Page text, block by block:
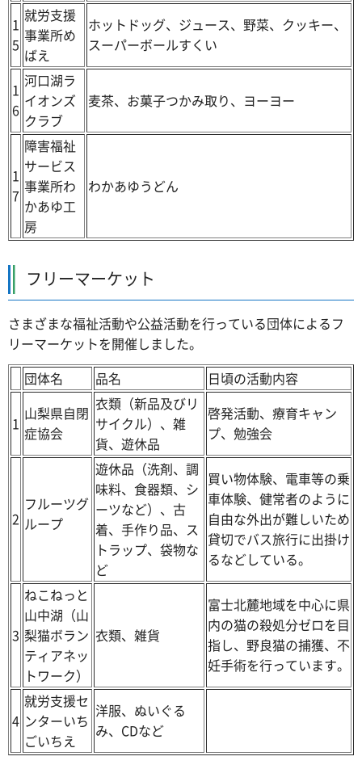
1
5
就労支援
事業所め
ばえ
ホットドッグ、ジュース、野菜、クッキー、
スーパーボールすくい
1
6
河口湖ラ
イオンズ
クラブ
麦茶、お菓子つかみ取り、ヨーヨー
1
7
障害福祉
サービス
事業所わ
かあゆ工
房
わかあゆうどん
フリーマーケット
さまざまな福祉活動や公益活動を行っている団体によるフ
リーマーケットを開催しました。
団体名
品名 日頃の活動内容
1
山梨県自閉
症協会
衣類（新品及びリ
サイクル）、雑
貨、遊休品
啓発活動、療育キャン
プ、勉強会
2
フルーツグ
ループ
遊休品（洗剤、調
味料、食器類、シ
ーツなど）、古
着、手作り品、ス
トラップ、袋物な
ど
買い物体験、電車等の乗
車体験、健常者のように
自由な外出が難しいため
貸切でバス旅行に出掛け
るなどしている。
3
ねこねっと
山中湖（山
梨猫ボラン
ティアネッ
トワーク）
衣類、雑貨
富士北麓地域を中心に県
内の猫の殺処分ゼロを目
指し、野良猫の捕獲、不
妊手術を行っています。
4
就労支援セ
ンターいち
ごいちえ
洋服、ぬいぐる
み、CDなど